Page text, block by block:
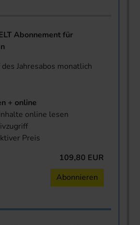
Abonnement für
Jahresabos monatlich
+ online
online lesen
Preis
109,80 EUR
Abonnieren